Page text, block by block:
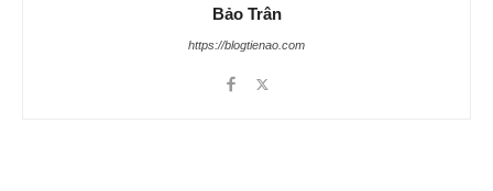
Bảo Trân
https://blogtienao.com